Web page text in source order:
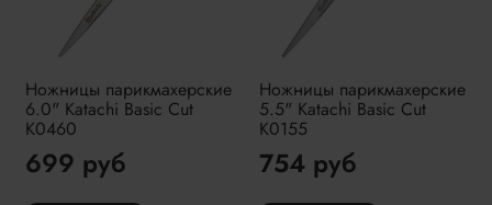
Ножницы парикмахерские
6.0" Katachi Basic Cut
K0460
699 руб
Ножницы парикмахерские
5.5" Katachi Basic Cut
K0155
754 руб